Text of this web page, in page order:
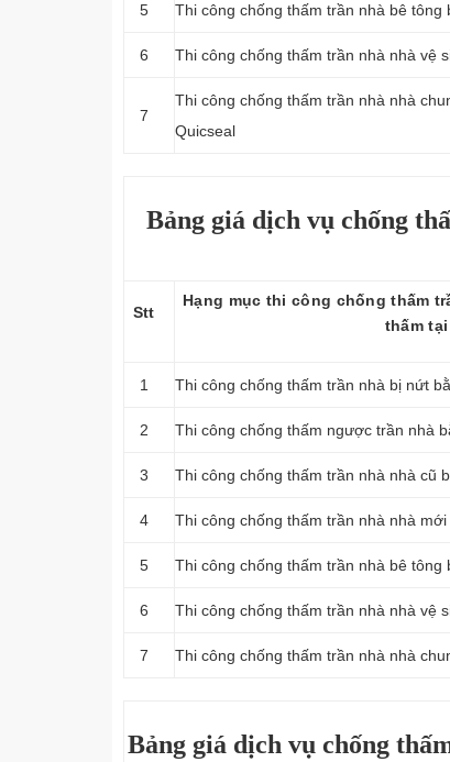
5 Thi công chống thấm trần nhà bê tông
6 Thi công chống thấm trần nhà nhà vệ
7
Thi công chống thấm trần nhà nhà
Quicseal
Bảng giá dịch vụ chống
Stt
Hạng mục thi công chống thấm
thấm
1 Thi công chống thấm trần nhà bị nứt
2 Thi công chống thấm ngược trần nhà
3 Thi công chống thấm trần nhà nhà cũ
4 Thi công chống thấm trần nhà nhà
5 Thi công chống thấm trần nhà bê tông
6 Thi công chống thấm trần nhà nhà vệ
7 Thi công chống thấm trần nhà nhà
Bảng giá dịch vụ chống